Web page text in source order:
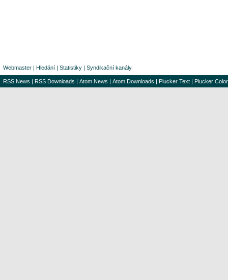
Webmaster | Hledání | Statistiky | Syndikační kanály
RSS News | RSS Downloads | Atom News | Atom Downloads | Plucker Text | Plucker Color